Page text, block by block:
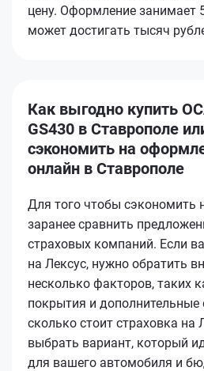
цену. Оформление занимает
может достигать тысяч
Как выгодно купить
GS430 в Ставрополе
сэкономить на
онлайн в Ставрополе
Для того чтобы сэкономить
заранее сравнить
страховых компаний. Если
на Лексус, нужно обратить
несколько факторов, таких
покрытия и дополнительные
сколько стоит страховка на
выбрать вариант, который
для вашего автомобиля и